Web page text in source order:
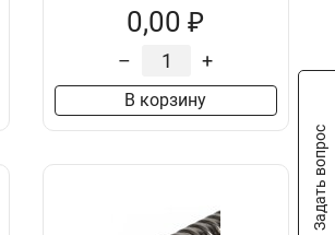
0,00 ₽
– +
В корзину
Задать вопрос